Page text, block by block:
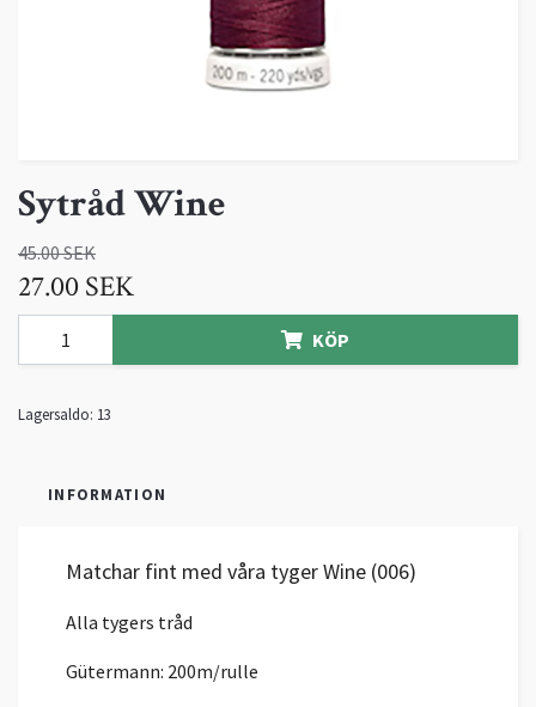
Sytråd Wine
45.00 SEK
27.00 SEK
KÖP
Lagersaldo: 13
INFORMATION
Matchar fint med våra tyger Wine (006)
Alla tygers tråd
Gütermann: 200m/rulle